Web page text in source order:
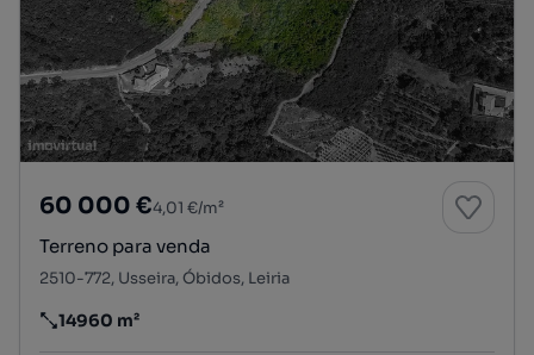
60 000 €4,01 €/m²
Terreno para venda
2510-772, Usseira, Óbidos, Leiria
Preço por metro quadrado
14960 m²